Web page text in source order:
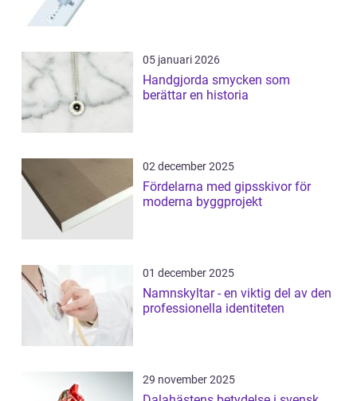
05 januari 2026
Handgjorda smycken som
berättar en historia
02 december 2025
Fördelarna med gipsskivor för
moderna byggprojekt
01 december 2025
Namnskyltar - en viktig del av den
professionella identiteten
29 november 2025